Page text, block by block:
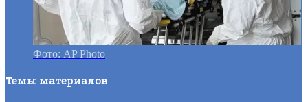
Фото: AP Photo
Темы материалов